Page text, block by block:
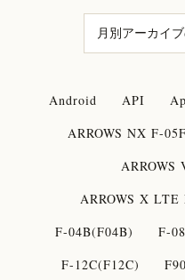
Android API
ARROWS NX F-05F
ARROWS
ARROWS X
F-04B(F04B)
F-
F-12C(F12C)